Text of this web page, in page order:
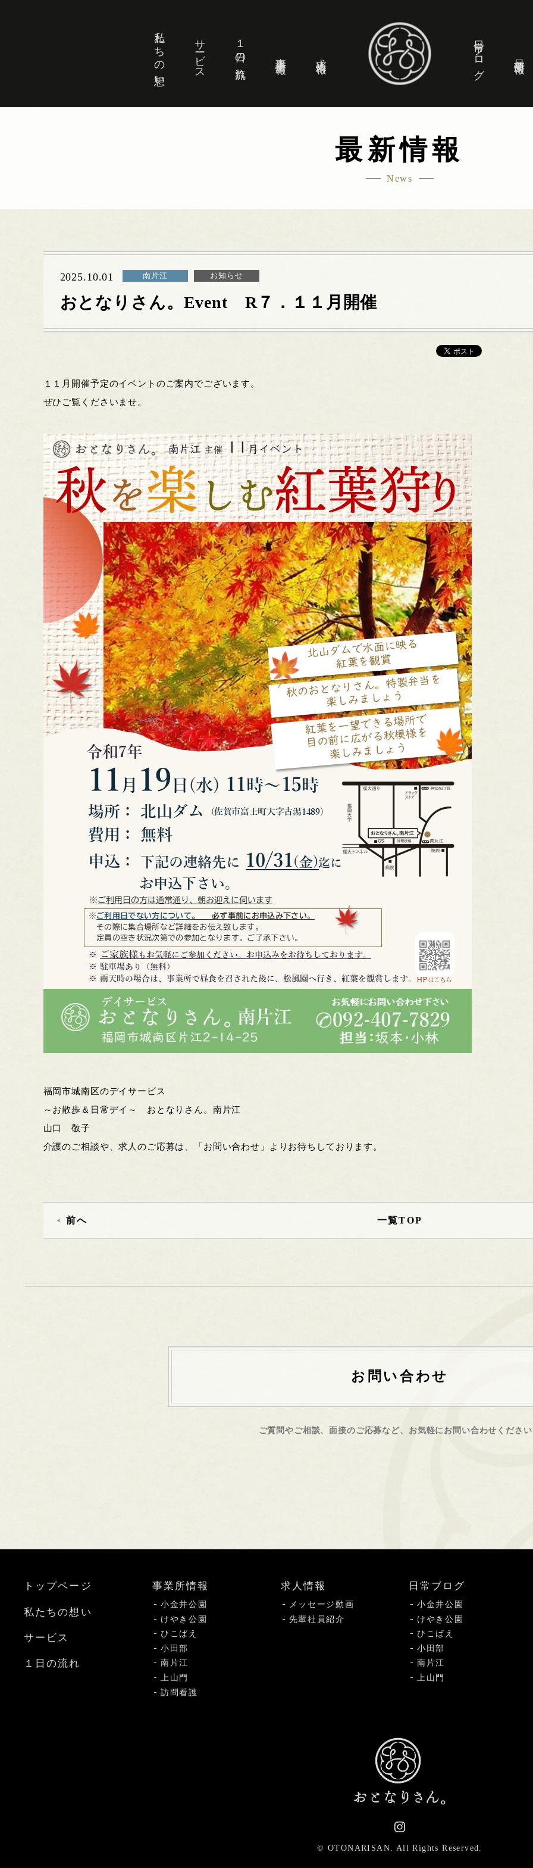
私たちの想い サービス １日の流れ 日常ブログ
最新情報
News
2025.10.01 南片江 お知らせ
おとなりさん。Event R７．１１月開催
１１月開催予定のイベントのご案内でございます。
ぜひご覧くださいませ。
福岡市城南区のデイサービス
～お散歩＆日常デイ～ おとなりさん。南片江
山口 敬子
介護のご相談や、求人のご応募は、「お問い合わせ」よりお待ちしております。
前へ 一覧TOP
お問い合わせ
ご質問やご相談、面接のご応募など、 お気軽にお問い合わせくださ
トップページ
私たちの想い
サービス
１日の流れ
事業所情報
小金井公園
けやき公園
ひこばえ
小田部
南片江
上山門
訪問看護
求人情報
メッセージ動画
先輩社員紹介
日常ブログ
小金井公園
けやき公園
ひこばえ
小田部
南片江
上山門
© OTONARISAN. All Rights Reserved.